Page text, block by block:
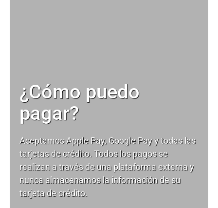
¿Cómo puedo
pagar?
Aceptamos Apple Pay, Google Pay y todas las
tarjetas de crédito. Todos los pagos se
realizan a través de una plataforma externa y
nunca almacenamos la información de su
tarjeta de crédito.